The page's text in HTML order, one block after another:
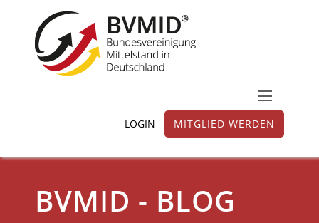
MITGLIED WERDEN
LOGIN
BVMID - BLOG